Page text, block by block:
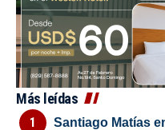
Más leídas
Santiago Matías